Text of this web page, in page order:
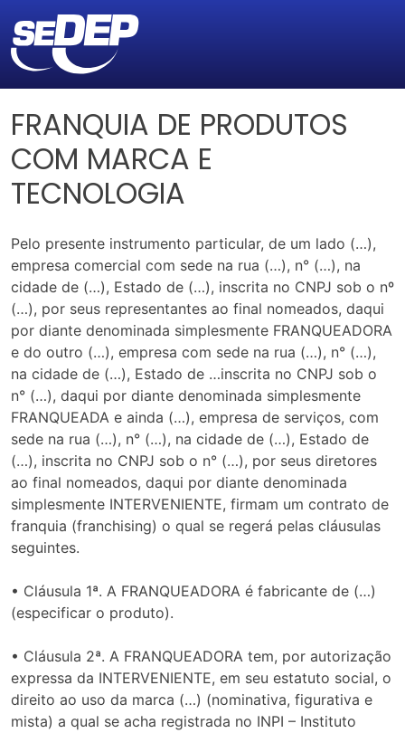
FRANQUIA DE PRODUTOS
COM MARCA E
TECNOLOGIA
Pelo presente instrumento particular, de um lado (…),
empresa comercial com sede na rua (…), n° (…), na
cidade de (…), Estado de (…), inscrita no CNPJ sob o nº
(…), por seus representantes ao final nomeados, daqui
por diante denominada simplesmente FRANQUEADORA
e do outro (…), empresa com sede na rua (…), n° (…),
na cidade de (…), Estado de …inscrita no CNPJ sob o
n° (…), daqui por diante denominada simplesmente
FRANQUEADA e ainda (…), empresa de serviços, com
sede na rua (…), n° (…), na cidade de (…), Estado de
(…), inscrita no CNPJ sob o n° (…), por seus diretores
ao final nomeados, daqui por diante denominada
simplesmente INTERVENIENTE, firmam um contrato de
franquia (franchising) o qual se regerá pelas cláusulas
seguintes.
• Cláusula 1ª. A FRANQUEADORA é fabricante de (…)
(especificar o produto).
• Cláusula 2ª. A FRANQUEADORA tem, por autorização
expressa da INTERVENIENTE, em seu estatuto social, o
direito ao uso da marca (…) (nominativa, figurativa e
mista) a qual se acha registrada no INPI – Instituto